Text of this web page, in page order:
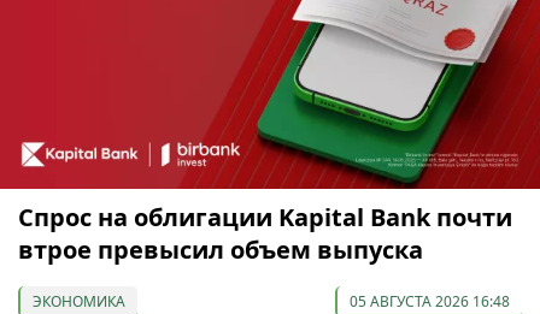
Спрос на облигации Kapital Bank почти
втрое превысил объем выпуска
ЭКОНОМИКА 05 АВГУСТА 2026 16:48